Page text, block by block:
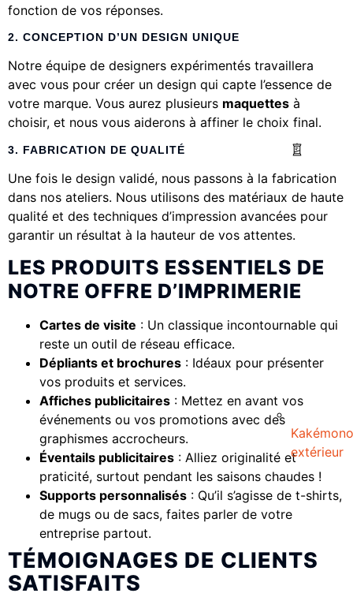
Kakémono
extérieur
fonction de vos réponses.
2. CONCEPTION D’UN DESIGN UNIQUE
Notre équipe de designers expérimentés travaillera
avec vous pour créer un design qui capte l’essence de
votre marque. Vous aurez plusieurs maquettes à
choisir, et nous vous aiderons à affiner le choix final.
3. FABRICATION DE QUALITÉ
Une fois le design validé, nous passons à la fabrication
dans nos ateliers. Nous utilisons des matériaux de haute
qualité et des techniques d’impression avancées pour
garantir un résultat à la hauteur de vos attentes.
LES PRODUITS ESSENTIELS DE
NOTRE OFFRE D’IMPRIMERIE
Cartes de visite : Un classique incontournable qui
reste un outil de réseau efficace.
Dépliants et brochures : Idéaux pour présenter
vos produits et services.
Affiches publicitaires : Mettez en avant vos
événements ou vos promotions avec des
graphismes accrocheurs.
Éventails publicitaires : Alliez originalité et
praticité, surtout pendant les saisons chaudes !
Supports personnalisés : Qu’il s’agisse de t-shirts,
de mugs ou de sacs, faites parler de votre
entreprise partout.
TÉMOIGNAGES DE CLIENTS
SATISFAITS